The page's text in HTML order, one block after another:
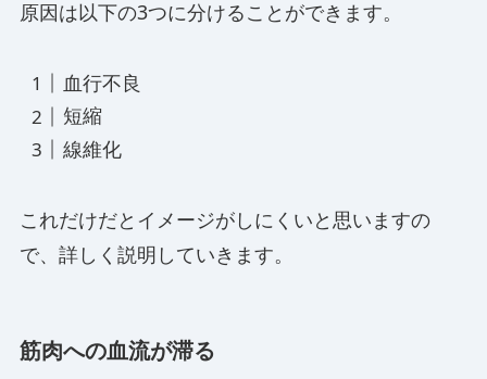
原因は以下の3つに分けることができます。
血行不良
短縮
線維化
これだけだとイメージがしにくいと思いますの
で、詳しく説明していきます。
筋肉への血流が滞る